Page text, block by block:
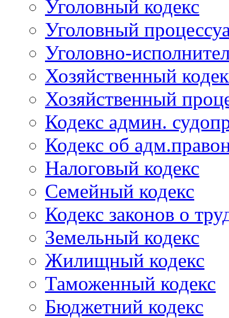
Уголовный кодекс
Уголовный
Уголовно-
Хозяйственный
Хозяйственный
Кодекс админ.
Кодекс об
Налоговый кодекс
Семейный кодекс
Кодекс законов о
Земельный кодекс
Жилищный кодекс
Таможенный кодекс
Бюджетний кодекс